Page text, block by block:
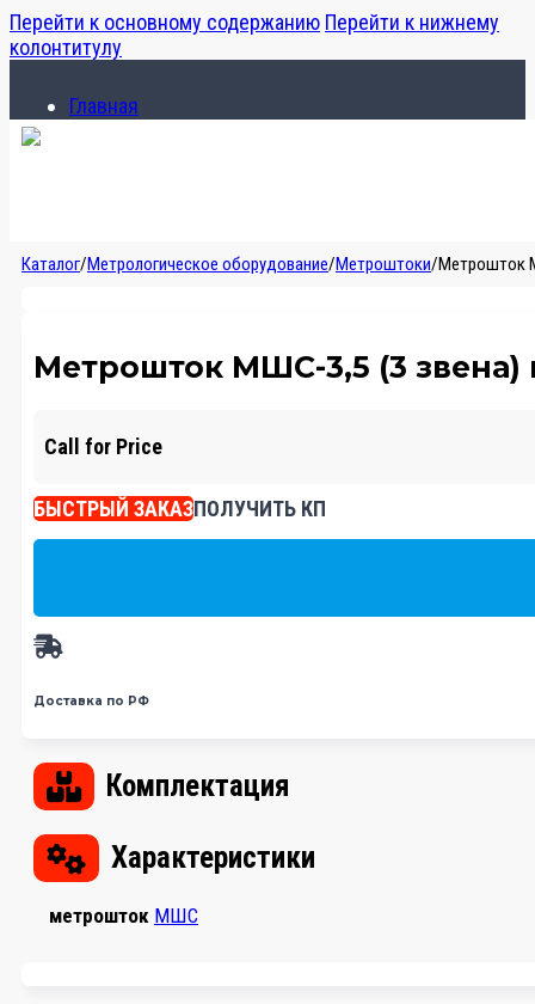
Перейти к основному содержанию Перейти к нижнему
колонтитулу
Главная
Каталог
Каталог/Метрологическое оборудование/Метроштоки/Метрошток
Метрошток МШС-3,5 (3 звена)
Call for Price
БЫСТРЫЙ ЗАКАЗПОЛУЧИТЬ КП
Доставка по РФ
Комплектация
Характеристики
метрошток МШС